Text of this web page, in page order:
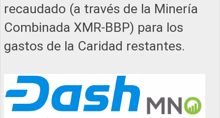
recaudado (a través de la Minería
Combinada XMR-BBP) para los
gastos de la Caridad restantes.